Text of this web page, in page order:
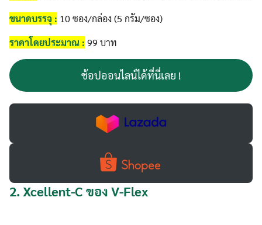
ขนาดบรรจุ : 10 ซอง/กล่อง (5 กรัม/ซอง)
ราคาโดยประมาณ : 99 บาท
ช้อปออนไลน์ได้ที่นี่เลย !
2. Xcellent-C ของ V-Flex